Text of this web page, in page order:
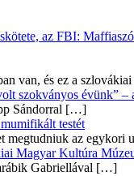
az FBI:
van, és ez a
szokványos évünk”
Sándorral […]
testét
megtudniuk az egykori
Magyar Kultúra
Gabriellával […]